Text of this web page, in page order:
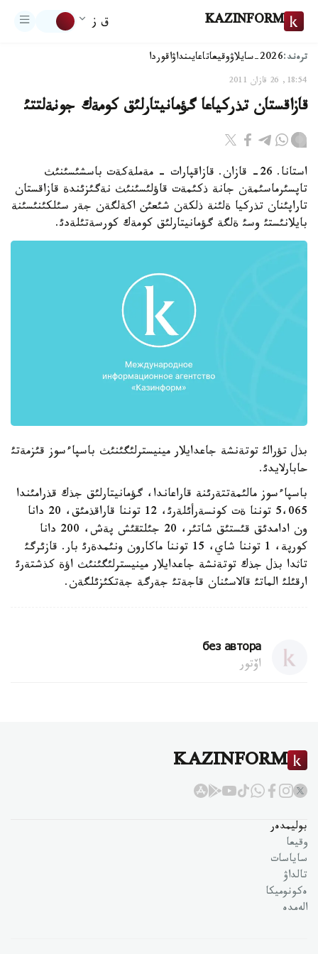
KAZINFORM ق ز
ترەند:2026-سايلاۋ وقيعاتاعايىنداۋاقوردا
18:54, 26 قازان 2011
قازاقستان تذركياعا گؤمانيتارلئق كومةك جونةلتتئ
استانا. 26- قازان. قازاقپارات - مةملةكةت باسشئسئنئث
تاپسئرماسئمةن جانة ذكئمةت قاؤلئسئنئث نةگئزئندة قازاقستان
تاراپئنان تذركيا ةلئنة ذلكةن شئعئن اكةلگةن جةر سئلكئنئسئنة
بايلانئستئ وسئ ةلگة گؤمانيتارلئق كومةك كورسةتئلةدئ.
بذل تؤرالئ توتةنشة جاعدايلار مينيسترلئگئنئث باسپاءسوز قئزمةتئ
حابارلايدئ.
باسپاءسوز مالئمةتتةرئنة قاراعاندا، گؤمانيتارلئق جذك قذرامئندا
5،065 توننا ةت كونسةرأئلةرئ، 12 توننا قاراقذمئق، 20 دانا
ون ادامدئق قئستئق شاتئر، 20 جئلتقئش پةش، 200 دانا
كورپة، 1 توننا شاي، 15 توننا ماكارون ونئمدةرئ بار. قازئرگئ
تاثدا بذل جذك توتةنشة جاعدايلار مينيسترلئگئنئث اؤة كذشتةرئ
ارقئلئ الماتئ قالاسئنان قاجةتئ جةرگة جةتكئزئلگةن.
без автора
اۆتور
KAZINFORM
بوليمدەر
وقيعا
ساياسات
تالداۋ
ەكونوميكا
الەمدە